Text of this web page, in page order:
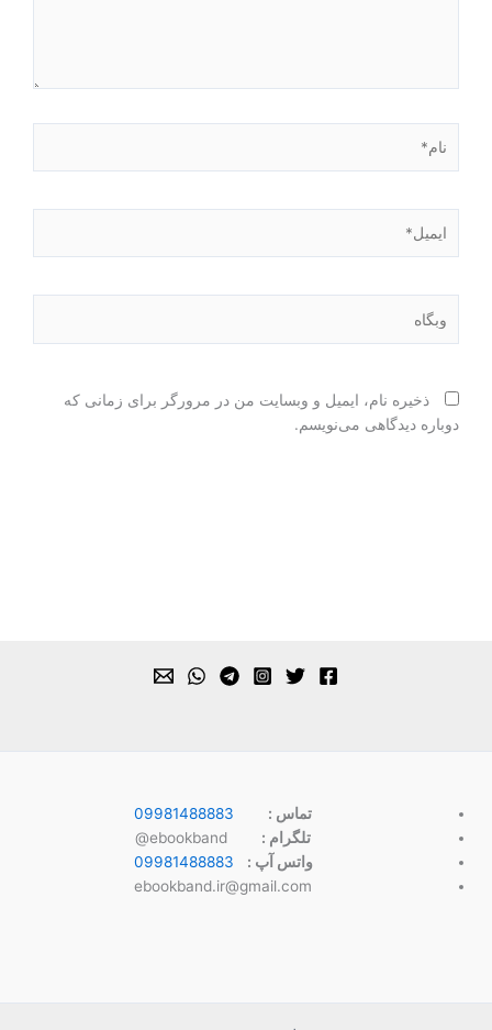
ذخیره نام، ایمیل و وبسایت من در مرورگر برای زمانی که
دوباره دیدگاهی می‌نویسم.
تماس :
09981488883
تلگرام :
واتس آپ :
09981488883
ebookband.ir@gmail.com